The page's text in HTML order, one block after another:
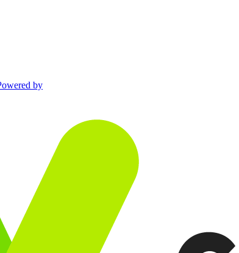
by